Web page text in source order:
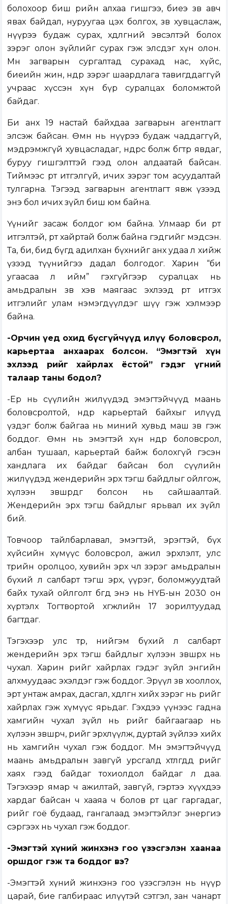
болохоор биш өөрийн алхаа гишгээ, биеэ зөв авч
явах байдал, нуруугаа цэх болгох, зөв хувцаслаж,
нүүрээ будаж сурах, хөдөлгөөний эвсэлтэй болох
зэрэг олон зүйлийг сурах гэж элсдэг хүн олон.
Мөн загварын сургалтад сурахад нас, хүйс,
биеийн жин, өндөр зэрэг шаардлага тавигддаггүй
учраас хүссэн хүн бүр суралцах боломжтой
байдаг.
Би анх 19 настай байхдаа загварын агентлагт
элсэж байсан. Өмнө нь нүүрээ будаж чаддаггүй,
мэдрэмжгүй хувцасладаг, өндрөөсөө болж бөгтөр явдаг,
буруу гишгэлттэй гээд олон алдаатай байсан.
Тиймээс өөртөө итгэлгүй, ичих зэрэг том асуудалтай
тулгарна. Тэгээд загварын агентлагт явж үзээд
энэ бол ичих зүйл биш юм байна.
Үүнийг засаж болдог юм байна. Улмаар би өөртөө
итгэлтэй, өөртөө хайртай болж байна гэдгийг мэдсэн.
Та, би, бид бүгд адилхан бүхнийг анх удаа л хийж
үзээд түүнийгээ дадал болгодог. Харин “би
угаасаа л ийм” гэхгүйгээр суралцах нь
амьдралын зөв хэв маягаас эхлээд өөртөө итгэх
итгэлийг улам нэмэгдүүлдэг шүү гэж хэлмээр
байна.
-Орчин үед охид бүсгүйчүүд илүү боловсрол,
карьертаа анхаарах болсон. “Эмэгтэй хүн
эхлээд өөрийгөө хайрлах ёстой” гэдэг үгний
талаар таны бодол?
-Ер нь сүүлийн жилүүдэд эмэгтэйчүүд маань
боловсролтой, өндөр карьертай байхыг илүүд
үздэг болж байгаа нь миний хувьд маш зөв гэж
боддог. Өмнө нь эмэгтэй хүн өндөр боловсрол,
албан тушаал, карьертай байж болохгүй гэсэн
хандлага их байдаг байсан бол сүүлийн
жилүүдэд жендерийн эрх тэгш байдлыг ойлгож,
хүлээн зөвшөөрдөг болсон нь сайшаалтай.
Жендерийн эрх тэгш байдлыг ярьвал их зүйл
бий.
Товчоор тайлбарлавал, эмэгтэй, эрэгтэй, бүх
хүйсийн хүмүүс боловсрол, ажил эрхлэлт, улс
төрийн оролцоо, хувийн эрх чөлөө зэрэг амьдралын
бүхий л салбарт тэгш эрх, үүрэг, боломжуудтай
байх тухай ойлголт бөгөөд энэ нь НҮБ-ын 2030 он
хүртэлх Тогтвортой хөгжлийн 17 зорилтуудад
багтдаг.
Тэгэхээр улс төр, нийгэм бүхий л салбарт
жендерийн эрх тэгш байдлыг хүлээн зөвшөөрөх нь
чухал. Харин өөрийгөө хайрлах гэдэг зүйл энгийн
алхмуудаас эхэлдэг гэж боддог. Эрүүл зөв хооллох,
эрт унтаж амрах, дасгал, хөдөлгөөн хийх зэрэг нь өөрийгөө
хайрлах гэж хүмүүс ярьдаг. Гэхдээ үүнээс гадна
хамгийн чухал зүйл нь өөрийгөө байгаагаар нь
хүлээн зөвшөөрч, өөрийгөө эрхлүүлж, дуртай зүйлээ хийх
нь хамгийн чухал гэж боддог. Мөн эмэгтэйчүүд
маань амьдралын завгүй урсгалд хөтлөгдөөд өөрийгөө
хаях гээд байдаг тохиолдол байдаг л даа.
Тэгэхээр ямар ч ажилтай, завгүй, гэртээ хүүхдээ
хардаг байсан ч хааяа ч болов өөртөө цаг гаргадаг,
өөрийгөө гоё будаад, гангалаад эмэгтэйлэг энергиэ
сэргээх нь чухал гэж боддог.
-Эмэгтэй хүний жинхэнэ гоо үзэсгэлэн хаанаа
оршдог гэж та боддог вэ?
-Эмэгтэй хүний жинхэнэ гоо үзэсгэлэн нь нүүр
царай, бие галбираас илүүтэй сэтгэл, зан чанарт